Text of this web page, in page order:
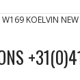
KOELVIN